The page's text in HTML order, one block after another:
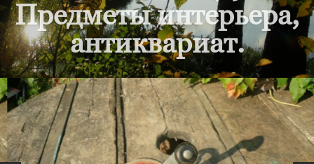
Предметы интерьера,
антиквариат.